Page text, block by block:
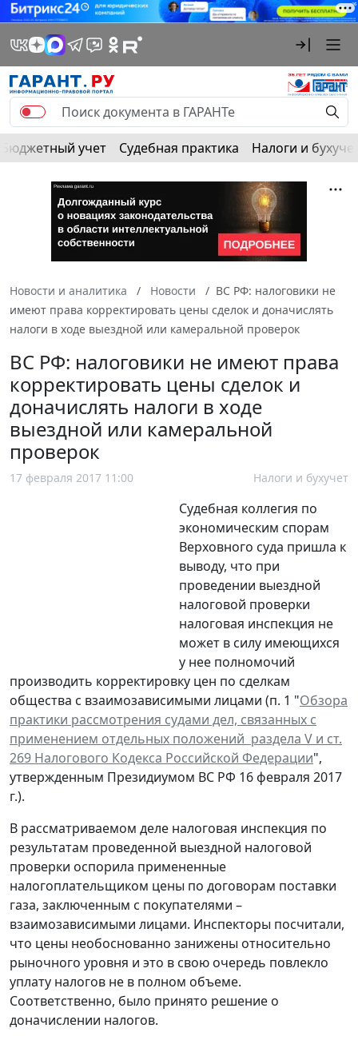
Бюджетный учет Судебная практика Налоги и
Новости и аналитика Новости
ВС РФ: налоговики не
имеют права корректировать цены сделок и доначислять
налоги в ходе выездной или камеральной проверок
ВС РФ: налоговики не имеют права
корректировать цены сделок и
доначислять налоги в ходе
выездной или камеральной
проверок
17 февраля 2017 11:00 Налоги и бухучет
Судебная коллегия по
экономическим спорам
Верховного суда пришла к
выводу, что при
проведении выездной
налоговой проверки
налоговая инспекция не
может в силу имеющихся
у нее полномочий
производить корректировку цен по сделкам
общества с взаимозависимыми лицами (п. 1 "Обзора
практики рассмотрения судами дел, связанных с
применением отдельных положений раздела V и ст.
269 Налогового Кодекса Российской Федерации",
утвержденным Президиумом ВС РФ 16 февраля 2017
г.).
В рассматриваемом деле налоговая инспекция по
результатам проведенной выездной налоговой
проверки оспорила примененные
налогоплательщиком цены по договорам поставки
газа, заключенным с покупателями –
взаимозависимыми лицами. Инспекторы посчитали,
что цены необоснованно занижены относительно
рыночного уровня и это в свою очередь повлекло
уплату налогов не в полном объеме.
Соответственно, было принято решение о
доначислении налогов.